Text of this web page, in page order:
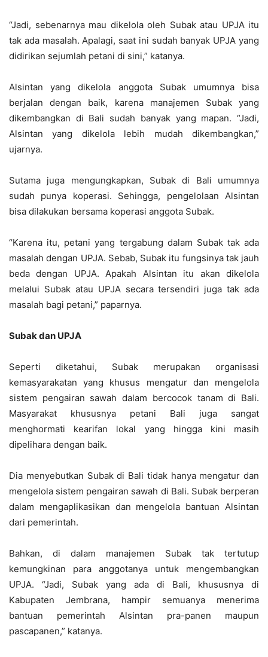
“Jadi, sebenarnya mau dikelola oleh Subak atau UPJA itu
tak ada masalah. Apalagi, saat ini sudah banyak UPJA yang
didirikan sejumlah petani di sini,” katanya.
Alsintan yang dikelola anggota Subak umumnya bisa
berjalan dengan baik, karena manajemen Subak yang
dikembangkan di Bali sudah banyak yang mapan. “Jadi,
Alsintan yang dikelola lebih mudah dikembangkan,”
ujarnya.
Sutama juga mengungkapkan, Subak di Bali umumnya
sudah punya koperasi. Sehingga, pengelolaan Alsintan
bisa dilakukan bersama koperasi anggota Subak.
“Karena itu, petani yang tergabung dalam Subak tak ada
masalah dengan UPJA. Sebab, Subak itu fungsinya tak jauh
beda dengan UPJA. Apakah Alsintan itu akan dikelola
melalui Subak atau UPJA secara tersendiri juga tak ada
masalah bagi petani,” paparnya.
Subak dan UPJA
Seperti diketahui, Subak merupakan organisasi
kemasyarakatan yang khusus mengatur dan mengelola
sistem pengairan sawah dalam bercocok tanam di Bali.
Masyarakat khususnya petani Bali juga sangat
menghormati kearifan lokal yang hingga kini masih
dipelihara dengan baik.
Dia menyebutkan Subak di Bali tidak hanya mengatur dan
mengelola sistem pengairan sawah di Bali. Subak berperan
dalam mengaplikasikan dan mengelola bantuan Alsintan
dari pemerintah.
Bahkan, di dalam manajemen Subak tak tertutup
kemungkinan para anggotanya untuk mengembangkan
UPJA. “Jadi, Subak yang ada di Bali, khususnya di
Kabupaten Jembrana, hampir semuanya menerima
bantuan pemerintah Alsintan pra-panen maupun
pascapanen,” katanya.